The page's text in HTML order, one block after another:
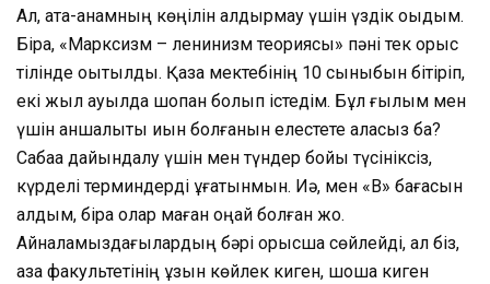
Ал, ата-анамның көңілін қалдырмау үшін үздік оқыдым.
Бірақ, «Марксизм – ленинизм теориясы» пәні тек орыс
тілінде оқытылды. Қазақ мектебінің 10 сыныбын бітіріп,
екі жыл ауылда шопан болып істедім. Бұл ғылым мен
үшін қаншалықты қиын болғанын елестете аласыз ба?
Сабаққа дайындалу үшін мен түндер бойы түсініксіз,
күрделі терминдерді ұғатынмын. Иә, мен «В» бағасын
алдым, бірақ олар маған оңай болған жоқ.
Айналамыздағылардың бәрі орысша сөйлейді, ал біз,
қазақ факультетінің ұзын көйлек киген, шоқша киген